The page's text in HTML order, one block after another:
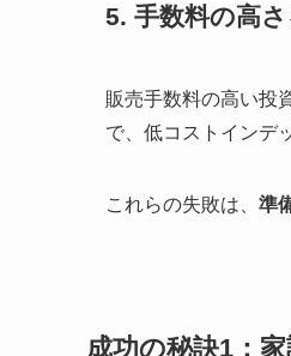
5. 手数料の高
販売手数料の高い投
で、低コストインデ
これらの失敗は、 準
成功の秘訣1：